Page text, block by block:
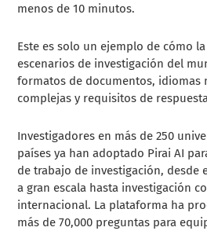
menos de 10 minutos.
Este es solo un ejemplo de cómo
escenarios de investigación del
formatos de documentos, idiomas
complejas y requisitos de
Investigadores en más de 250
países ya han adoptado Pirai AI
de trabajo de investigación, desde
a gran escala hasta investigación
internacional. La plataforma ha
más de 70,000 preguntas para